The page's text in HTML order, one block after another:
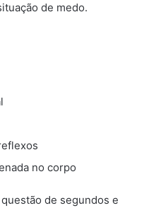
de medo.
no corpo
de segundos e